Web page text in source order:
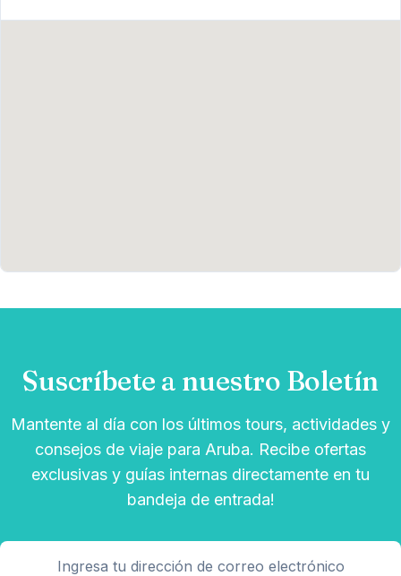
Suscríbete a nuestro Boletín
Mantente al día con los últimos tours, actividades y
consejos de viaje para Aruba. Recibe ofertas
exclusivas y guías internas directamente en tu
bandeja de entrada!